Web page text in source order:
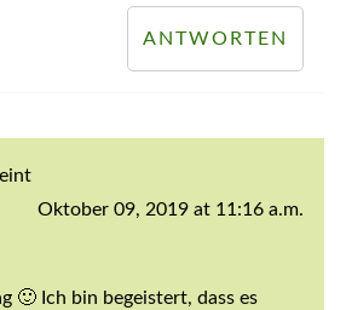
ANTWORTEN
Oktober 09, 2019 at 11:16 a.m.
🙂 Ich bin begeistert, dass es